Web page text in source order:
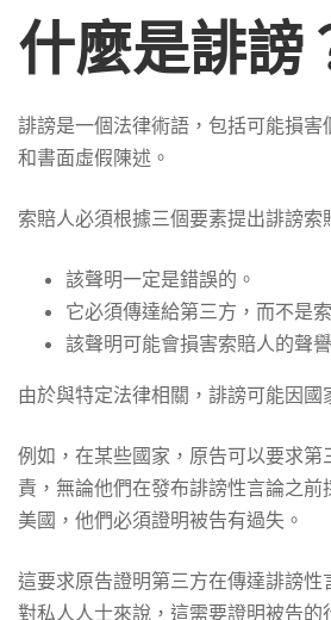
2026
簡
單
解
釋
什麼是誹謗
誹謗是一個法律術語，包括可能損害
和書面虛假陳述。
索賠人必須根據三個要素提出誹謗索
該聲明一定是錯誤的。
它必須傳達給第三方，而不是
該聲明可能會損害索賠人的聲譽
由於與特定法律相關，誹謗可能因國
例如，在某些國家，原告可以要求第
責，無論他們在發布誹謗性言論之前
美國，他們必須證明被告有過失。
這要求原告證明第三方在傳達誹謗性
對私人人士來說，這需要證明被告的